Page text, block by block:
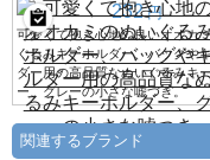
232 円
可愛くて抱き心地の良いオオカ
ぐるみキーホルダー、バッグや
ダー用の高品質なぬいぐるみキ
ー、グレーの小さな嘘つき。
関連するブランド